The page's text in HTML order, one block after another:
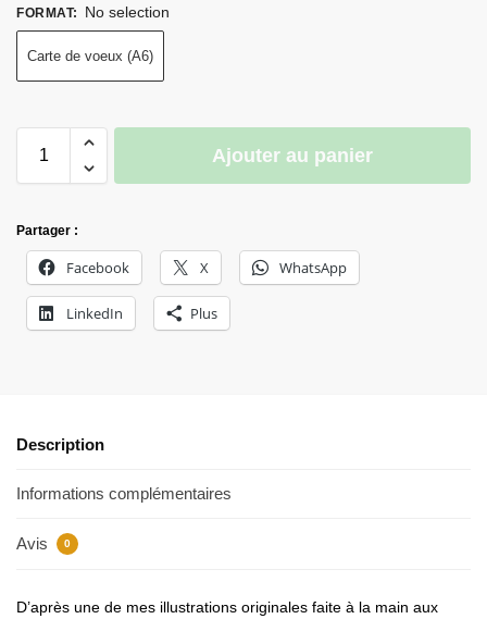
FORMAT: No selection
Carte de voeux (A6)
Ajouter au panier
Partager :
Facebook X WhatsApp
LinkedIn Plus
Description
Informations complémentaires
Avis 0
D’après une de mes illustrations originales faite à la main aux